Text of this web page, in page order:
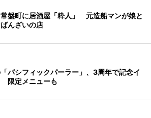
盤町に居酒屋「粋人」 元造船マンが娘と
んざいの店
パシフィックパーラー」、3周年で記念イ
限定メニューも